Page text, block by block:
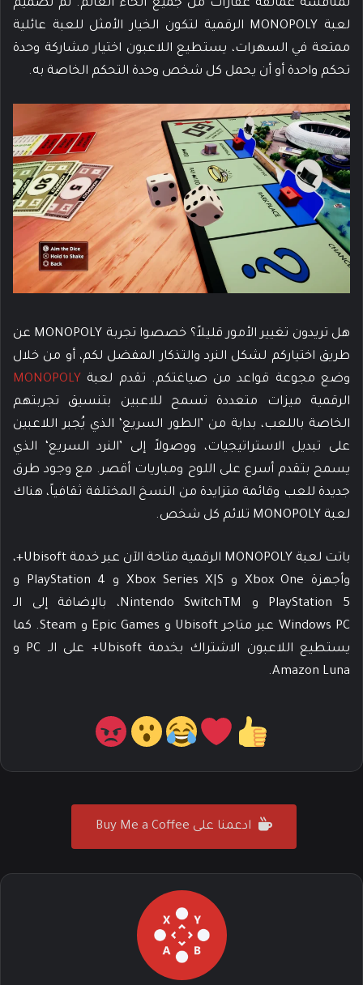
لمنافسة عمالقة عقارات من جميع أنحاء العالم. تم تصميم
لعبة MONOPOLY الرقمية لتكون الخيار الأمثل للعبة عائلية
ممتعة في السهرات، يستطيع اللاعبون اختيار مشاركة وحدة
تحكم واحدة أو أن يحمل كل شخص وحدة التحكم الخاصة به.
هل تريدون تغيير الأمور قليلاً؟ خصصوا تجربة MONOPOLY عن
طريق اختياركم لشكل النرد والتذكار المفضل لكم، أو من خلال
وضع مجوعة قواعد من صياغتكم. تقدم لعبة MONOPOLY
الرقمية ميزات متعددة تسمح للاعبين بتنسيق تجربتهم
الخاصة باللعب، بداية من ’الطور السريع‘ الذي يُجبر اللاعبين
على تبديل الاستراتيجيات، ووصولاً إلى ’النرد السريع‘ الذي
يسمح بتقدم أسرع على اللوح ومباريات أقصر. مع وجود طرق
جديدة للعب وقائمة متزايدة من النسخ المختلفة ثقافياً، هناك
لعبة MONOPOLY تلائم كل شخص.
باتت لعبة MONOPOLY الرقمية متاحة الآن عبر خدمة Ubisoft+،
وأجهزة Xbox One و Xbox Series X|S و PlayStation 4 و
PlayStation 5 و Nintendo SwitchTM، بالإضافة إلى الـ
Windows PC عبر متاجر Ubisoft و Epic Games و Steam. كما
يستطيع اللاعبون الاشتراك بخدمة Ubisoft+ على الـ PC و
Amazon Luna.
ادعمنا على Buy Me a Coffee